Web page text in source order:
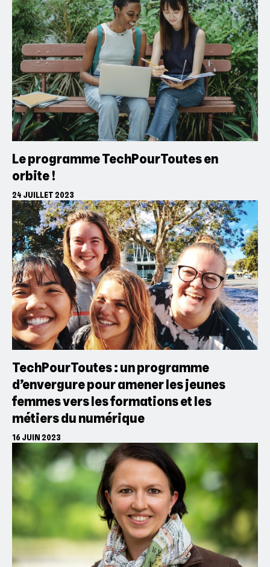
Le programme TechPourToutes en
orbite !
24 JUILLET 2023
TechPourToutes : un programme
d’envergure pour amener les jeunes
femmes vers les formations et les
métiers du numérique
16 JUIN 2023